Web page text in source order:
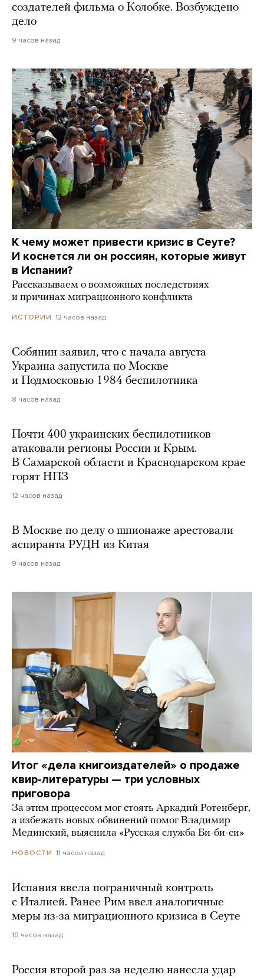
создателей фильма о Колобке. Возбуждено
дело
9 часов назад
К чему может привести кризис в Сеуте?
И коснется ли он россиян, которые живут
в Испании?
Рассказываем о возможных последствиях
и причинах миграционного конфликта
ИСТОРИИ 12 часов назад
Собянин заявил, что с начала августа
Украина запустила по Москве
и Подмосковью 1984 беспилотника
8 часов назад
Почти 400 украинских беспилотников
атаковали регионы России и Крым.
В Самарской области и Краснодарском крае
горят НПЗ
12 часов назад
В Москве по делу о шпионаже арестовали
аспиранта РУДН из Китая
9 часов назад
Итог «дела книгоиздателей» о продаже
квир-литературы — три условных
приговора
За этим процессом мог стоять Аркадий Ротенберг,
а избежать новых обвинений помог Владимир
Мединский, выяснила «Русская служба Би-би-си»
НОВОСТИ 11 часов назад
Испания ввела пограничный контроль
с Италией. Ранее Рим ввел аналогичные
меры из-за миграционного кризиса в Сеуте
10 часов назад
Россия второй раз за неделю нанесла удар